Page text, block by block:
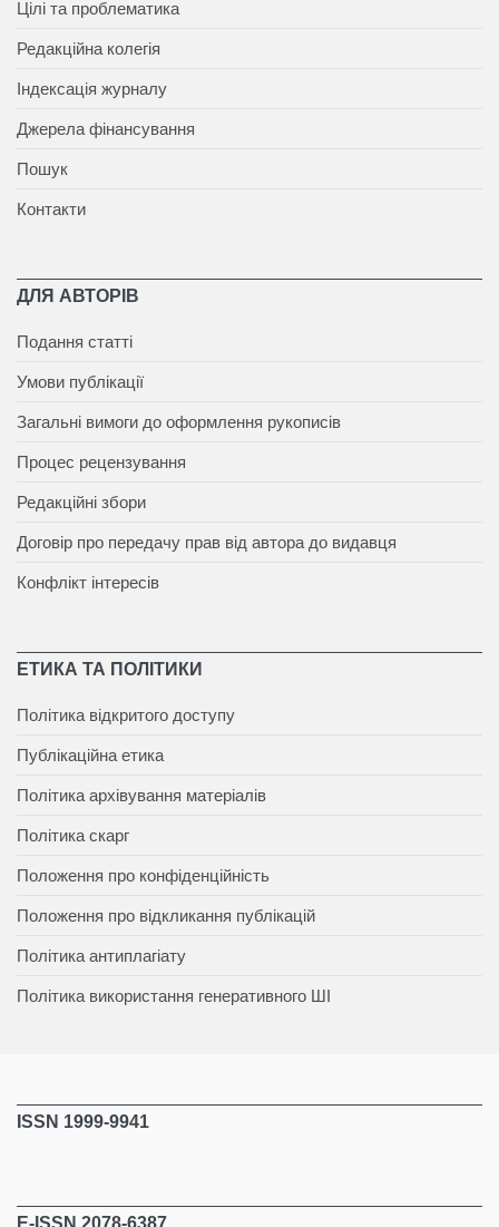
Цілі та проблематика
Редакційна колегія
Індексація журналу
Джерела фінансування
Пошук
Контакти
ДЛЯ АВТОРІВ
Подання статті
Умови публікації
Загальні вимоги до оформлення рукописів
Процес рецензування
Редакційні збори
Договір про передачу прав від автора до видавця
Конфлікт інтересів
ЕТИКА ТА ПОЛІТИКИ
Політика відкритого доступу
Публікаційна етика
Політика архівування матеріалів
Політика скарг
Положення про конфіденційність
Положення про відкликання публікацій
Політика антиплагіату
Політика використання генеративного ШІ
ISSN 1999-9941
E-ISSN 2078-6387